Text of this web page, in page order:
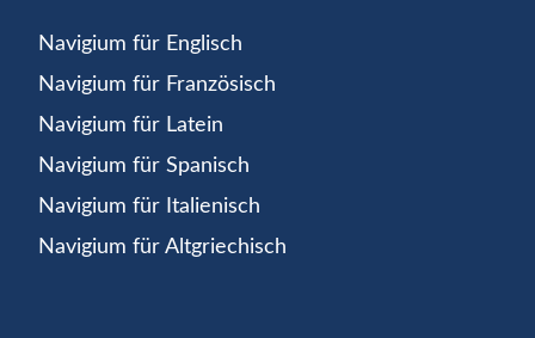
Navigium für Englisch
Navigium für Französisch
Navigium für Latein
Navigium für Spanisch
Navigium für Italienisch
Navigium für Altgriechisch